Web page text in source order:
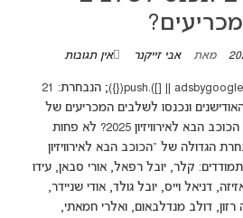
מאת אבי זייקנר אין תגובות
(adsbygoogle = window.adsbygoogle || []).push({}); הנבחרת: 21
ונכנסו לשלבים המכריעים של
הנבחרת! מי נכנס לנבחרת הכוכב הבא לאירוויזיון 2025? לא פחות
הגדולה של "הכוכב הבא לאירוויזיון
קלר, יובל רפאל, אורי סבאן, עידו
דניאל וייס, יובל גולד, אודי שניידר,
דולב מנדלבאום, ואלרי חמאתי,